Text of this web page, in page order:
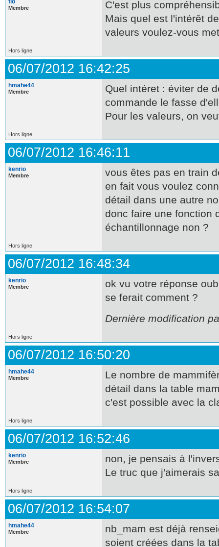
flo
Membre
C'est plus
Mais quel est l'intérêt
valeurs voulez-vous
Hors ligne
06/07/2012 16:42:25
hmahe44
Membre
Quel intéret : éviter de
commande le fasse
Pour les valeurs, on
Hors ligne
06/07/2012 16:46:11
kenrio
Membre
vous êtes pas en train
en fait vous voulez
détail dans une autre
donc faire une fonction
échantillonnage non ?
Hors ligne
06/07/2012 16:48:34
kenrio
Membre
ok vu votre réponse
se ferait comment ?
Dernière modification
Hors ligne
06/07/2012 16:50:20
hmahe44
Membre
Le nombre de
détail dans la table
c'est possible avec la
Hors ligne
06/07/2012 16:52:46
kenrio
Membre
non, je pensais à
Le truc que j'aimerais
Hors ligne
06/07/2012 16:54:07
hmahe44
Membre
nb_mam est déjà
soient créées dans la